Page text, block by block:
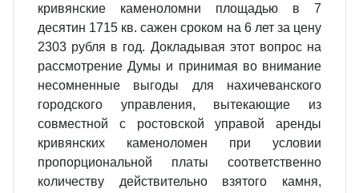
кривянские каменоломни площадью в 7
десятин 1715 кв. сажен сроком на 6 лет за цену
2303 рубля в год. Докладывая этот вопрос на
рассмотрение Думы и принимая во внимание
несомненные выгоды для нахичеванского
городского управления, вытекающие из
совместной с ростовской управой аренды
кривянских каменоломен при условии
пропорциональной платы соответственно
количеству действительно взятого камня,